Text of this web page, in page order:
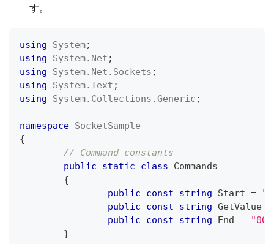
す。
using System;
using
System. Net ;
using
System. Net . Sockets ;
using
System.Text ;
using
System. Collections .Generic ;
namespace SocketSample
{
// Command constants
public
static class
Commands
{
public
const string Start =
public
const string GetValue
public
const string End =
}